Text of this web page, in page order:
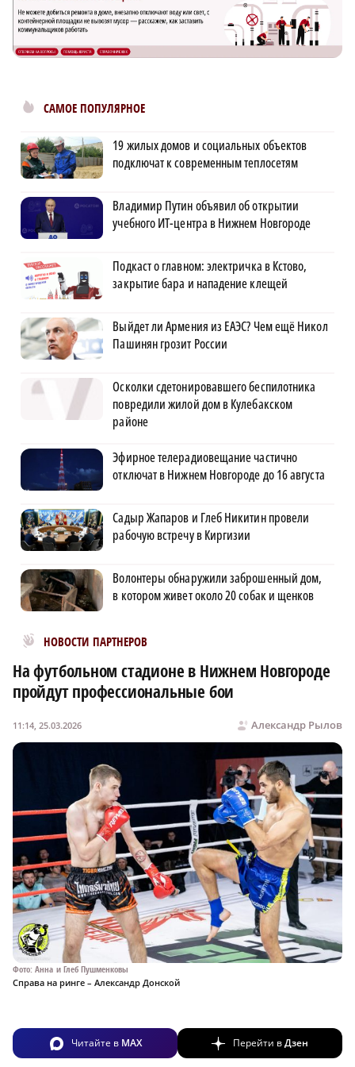
САМОЕ ПОПУЛЯРНОЕ
19 жилых домов и социальных объектов
подключат к современным теплосетям
Владимир Путин объявил об открытии
учебного ИТ-центра в Нижнем Новгороде
Подкаст о главном: электричка в Кстово,
закрытие бара и нападение клещей
Выйдет ли Армения из ЕАЭС? Чем ещё Никол
Пашинян грозит России
Осколки сдетонировавшего беспилотника
повредили жилой дом в Кулебакском
районе
Эфирное телерадиовещание частично
отключат в Нижнем Новгороде до 16 августа
Садыр Жапаров и Глеб Никитин провели
рабочую встречу в Киргизии
Волонтеры обнаружили заброшенный дом,
в котором живет около 20 собак и щенков
НОВОСТИ ПАРТНЕРОВ
Новости МирТесен
На футбольном стадионе в Нижнем Новгороде
пройдут профессиональные бои
Александр Рылов
11:14, 25.03.2026
Фото: Анна и Глеб Пушменковы
Справа на ринге – Александр Донской
Читайте в MAX Перейти вДзен